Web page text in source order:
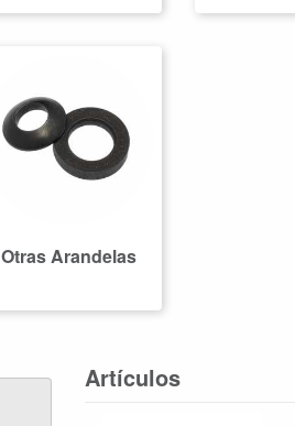
Otras Arandelas
Artículos